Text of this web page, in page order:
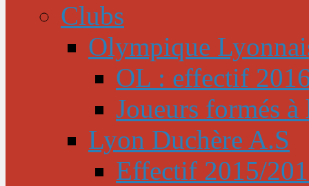
Clubs
Olympique
OL : effectif
Joueurs formés
Lyon Duchère A.S
Effectif 2015/